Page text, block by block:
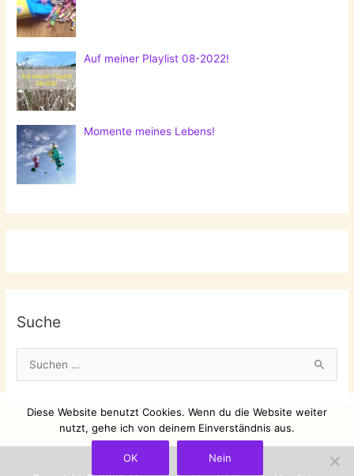
Auf meiner Playlist 08-2022!
Momente meines Lebens!
Suche
u
e
Diese Website benutzt Cookies. Wenn du die Website weiter
nutzt, gehe ich von deinem Einverständnis aus.
OK Nein